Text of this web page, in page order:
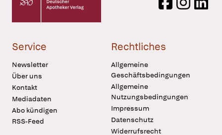
Service
Newsletter
Über uns
Kontakt
Mediadaten
Abo kündigen
RSS-Feed
Rechtliches
Allgemeine
Geschäftsbedingungen
Allgemeine
Nutzungsbedingungen
Impressum
Datenschutz
Widerrufsrecht